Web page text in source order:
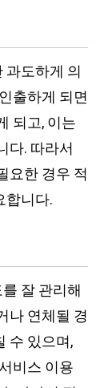
과도하게 의
출하게 되면
되고, 이는
다. 따라서
요한 경우 적
합니다.
잘 관리해
나 연체될 경
수 있으며,
비스 이용